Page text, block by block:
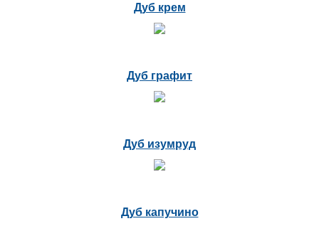
Дуб крем
Дуб графит
Дуб изумруд
Дуб капучино